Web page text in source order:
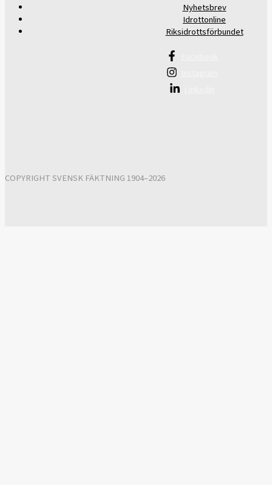
Nyhetsbrev
Idrottonline
Riksidrottsförbundet
COPYRIGHT SVENSK FÄKTNING 1904–2026